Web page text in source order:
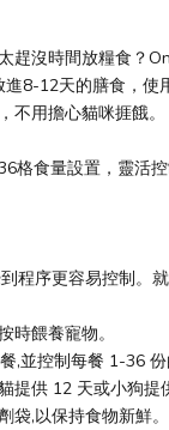
趕沒時間放糧食？
8-12天的膳食，使
不用擔心貓咪捱餓。
格食量設置，靈活
程序更容易控制。
時餵養寵物。
,並控制每餐 1-36 份
提供 12 天或小狗提
袋,以保持食物新鮮。